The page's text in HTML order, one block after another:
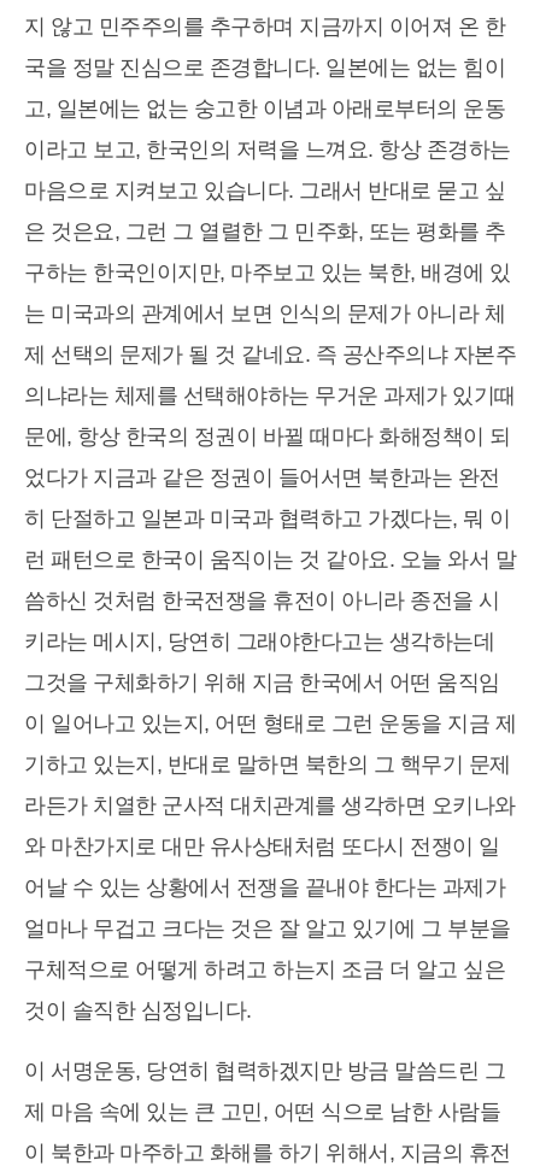
지 않고 민주주의를 추구하며 지금까지 이어져 온 한
국을 정말 진심으로 존경합니다. 일본에는 없는 힘이
고, 일본에는 없는 숭고한 이념과 아래로부터의 운동
이라고 보고, 한국인의 저력을 느껴요. 항상 존경하는
마음으로 지켜보고 있습니다. 그래서 반대로 묻고 싶
은 것은요, 그런 그 열렬한 그 민주화, 또는 평화를 추
구하는 한국인이지만, 마주보고 있는 북한, 배경에 있
는 미국과의 관계에서 보면 인식의 문제가 아니라 체
제 선택의 문제가 될 것 같네요. 즉 공산주의냐 자본주
의냐라는 체제를 선택해야하는 무거운 과제가 있기때
문에, 항상 한국의 정권이 바뀔 때마다 화해정책이 되
었다가 지금과 같은 정권이 들어서면 북한과는 완전
히 단절하고 일본과 미국과 협력하고 가겠다는, 뭐 이
런 패턴으로 한국이 움직이는 것 같아요. 오늘 와서 말
씀하신 것처럼 한국전쟁을 휴전이 아니라 종전을 시
키라는 메시지, 당연히 그래야한다고는 생각하는데
그것을 구체화하기 위해 지금 한국에서 어떤 움직임
이 일어나고 있는지, 어떤 형태로 그런 운동을 지금 제
기하고 있는지, 반대로 말하면 북한의 그 핵무기 문제
라든가 치열한 군사적 대치관계를 생각하면 오키나와
와 마찬가지로 대만 유사상태처럼 또다시 전쟁이 일
어날 수 있는 상황에서 전쟁을 끝내야 한다는 과제가
얼마나 무겁고 크다는 것은 잘 알고 있기에 그 부분을
구체적으로 어떻게 하려고 하는지 조금 더 알고 싶은
것이 솔직한 심정입니다.
이 서명운동, 당연히 협력하겠지만 방금 말씀드린 그
제 마음 속에 있는 큰 고민, 어떤 식으로 남한 사람들
이 북한과 마주하고 화해를 하기 위해서, 지금의 휴전